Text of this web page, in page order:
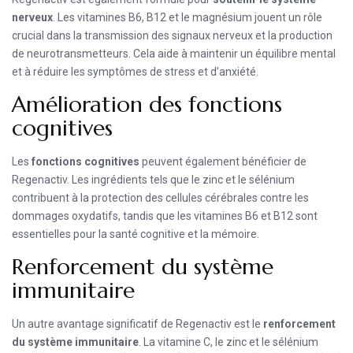
nerveux . Les vitamines B6, B12 et le magnésium jouent un rôle
crucial dans la transmission des signaux nerveux et la production
de neurotransmetteurs. Cela aide à maintenir un équilibre mental
et à réduire les symptômes de stress et d’anxiété.
Amélioration des fonctions
cognitives
Les fonctions cognitives peuvent également bénéficier de
Regenactiv. Les ingrédients tels que le zinc et le sélénium
contribuent à la protection des cellules cérébrales contre les
dommages oxydatifs, tandis que les vitamines B6 et B12 sont
essentielles pour la santé cognitive et la mémoire.
Renforcement du système
immunitaire
Un autre avantage significatif de Regenactiv est le renforcement
du système immunitaire . La vitamine C, le zinc et le sélénium